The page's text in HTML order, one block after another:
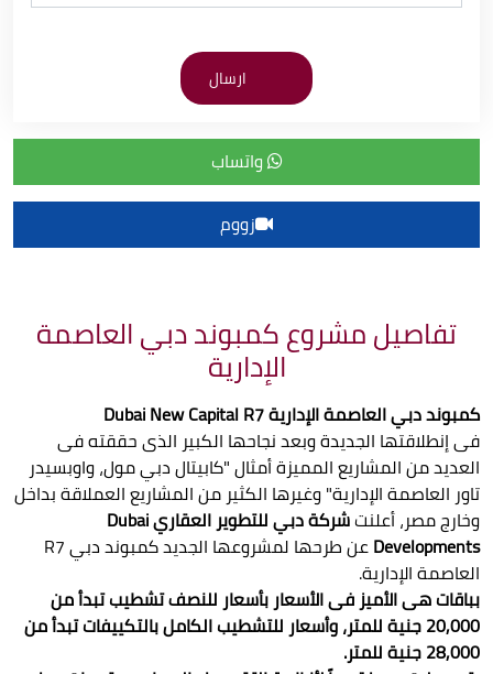
واتساب
زووم
تفاصيل مشروع كمبوند دبي العاصمة
الإدارية
كمبوند دبي العاصمة الإدارية Dubai New Capital R7
فى إنطلاقتها الجديدة وبعد نجاحها الكبير الذى حققته فى
العديد من المشاريع المميزة أمثال "كابيتال دبي مول، واوبسيدر
تاور العاصمة الإدارية" وغيرها الكثير من المشاريع العملاقة بداخل
وخارج مصر، أعلنت
شركة دبي للتطوير العقاري Dubai
Developments
عن طرحها لمشروعها الجديد كمبوند دبي R7
العاصمة الإدارية.
بباقات هى الأميز فى الأسعار بأسعار للنصف تشطيب تبدأ من
20,000 جنية للمتر، وأسعار للتشطيب الكامل بالتكييفات تبدأ من
28,000 جنية للمتر.